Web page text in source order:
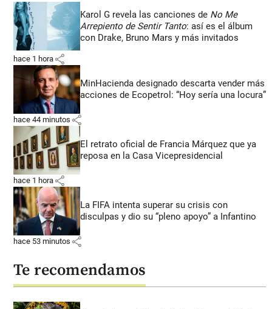
Karol G revela las canciones de No Me
Arrepiento de Sentir Tanto: así es el álbum
con Drake, Bruno Mars y más invitados
hace 1 hora share
MinHacienda designado descarta vender más
acciones de Ecopetrol: “Hoy sería una locura”
hace 44 minutos share
El retrato oficial de Francia Márquez que ya
reposa en la Casa Vicepresidencial
hace 1 hora share
La FIFA intenta superar su crisis con
disculpas y dio su “pleno apoyo” a Infantino
hace 53 minutos share
Te recomendamos